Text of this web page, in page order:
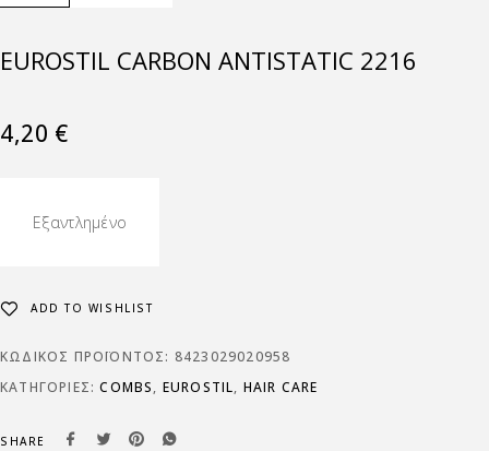
EUROSTIL CARBON ANTISTATIC 2216
4,20 €
Εξαντλημένο
ADD TO WISHLIST
ΚΩΔΙΚΌΣ ΠΡΟΪΌΝΤΟΣ: 8423029020958
ΚΑΤΗΓΟΡΊΕΣ:COMBS, EUROSTIL, HAIR CARE
SHARE